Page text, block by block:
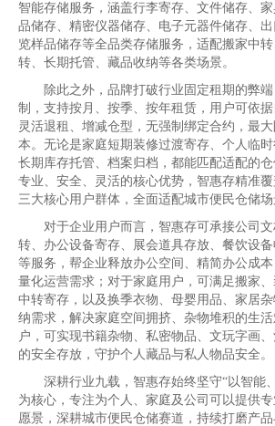
智能存储服务，涵盖行李寄存、文件储存、
品储存、精密仪器储存、电子元器件储存、
览样品储存等全品类存储服务，适配搬家中
转、长期托管、藏品收纳等各类场景。
除此之外，品牌打破行业固定租期的弊端
制，支持按月、按季、按年租赁，用户可依据
灵活退租、增减仓型，无强制绑定合约，最
本。无论是家庭短期装修过渡寄存、个人临
长期库存托管、档案归档，都能匹配适配的仓
专业、安全、灵活的核心优势，智惠存精准
三大核心用户群体，全面适配城市便民仓储场
对于企业用户而言，智惠存可承接公司文
转、办公设备寄存、展会道具存放、餐饮设
等服务，帮企业释放办公空间、精简办公成
量化运营需求；对于家庭用户，可满足搬家
中转寄存，以及换季衣物、母婴用品、家居
纳需求，解决家庭空间拥挤、杂物堆积的生
户，可实现书籍杂物、私密物品、文玩字画
的安全存放，守护个人藏品与私人物品安全。
深耕行业九载，智惠存始终坚守“以智能
为核心，专注为个人、家庭及公司可以提供
愿景，深耕城市便民仓储赛道，持续打磨产